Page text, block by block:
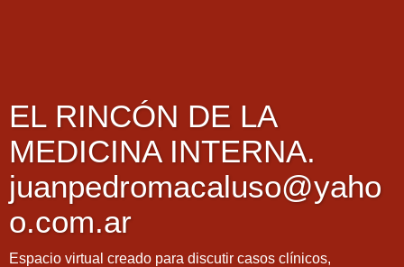
EL RINCÓN DE LA
MEDICINA INTERNA.
juanpedromacaluso@yaho
o.com.ar
Espacio virtual creado para discutir casos clínicos,